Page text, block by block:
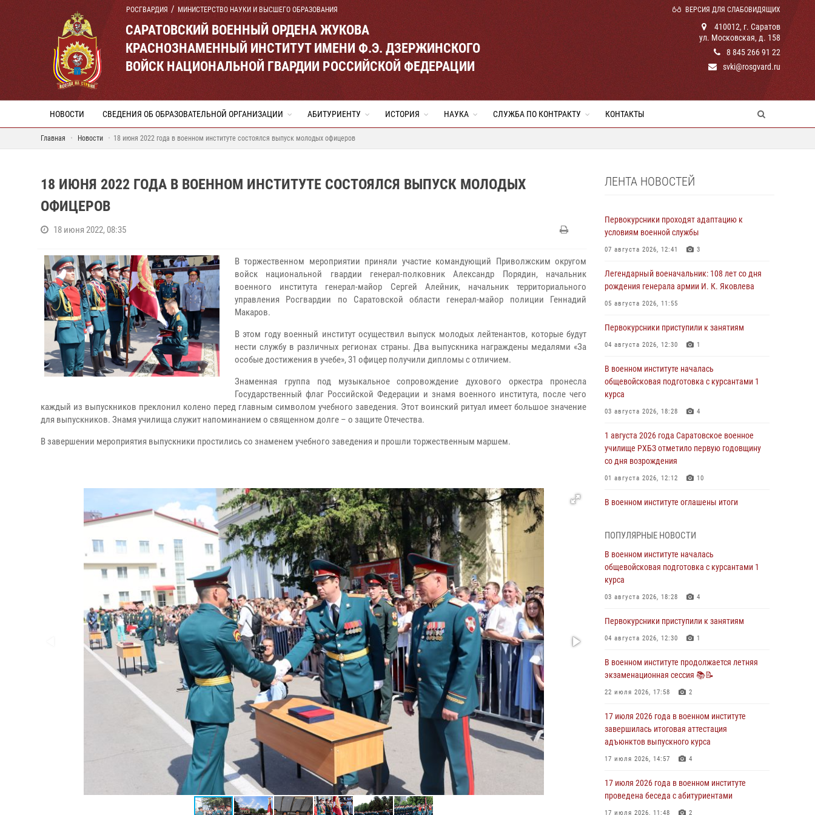
РОСГВАРДИЯ МИНИСТЕРСТВО НАУКИ И ВЫСШЕГО ОБРАЗОВАНИЯ ВЕРСИЯ ДЛЯ СЛАБОВИДЯЩИХ
САРАТОВСКИЙ ВОЕННЫЙ ОРДЕНА ЖУКОВА
КРАСНОЗНАМЕННЫЙ ИНСТИТУТ ИМЕНИ Ф.Э. ДЗЕРЖИНСКОГО
ВОЙСК НАЦИОНАЛЬНОЙ ГВАРДИИ РОССИЙСКОЙ ФЕДЕРАЦИИ
410012, г. Саратов
ул. Московская, д. 158
8 845 266 91 22
svki@rosgvard.ru
НОВОСТИ СВЕДЕНИЯ ОБ ОБРАЗОВАТЕЛЬНОЙ ОРГАНИЗАЦИИ АБИТУРИЕНТУ ИСТОРИЯ НАУКА СЛУЖБА ПО КОНТРАКТУ КОНТАКТЫ
Главная Новости 18 июня 2022 года в военном институте состоялся выпуск молодых офицеров
18 ИЮНЯ 2022 ГОДА В ВОЕННОМ ИНСТИТУТЕ СОСТОЯЛСЯ ВЫПУСК МОЛОДЫХ
ОФИЦЕРОВ
18 июня 2022, 08:35
В торжественном мероприятии приняли участие командующий Приволжским округом
войск национальной гвардии генерал-полковник Александр Порядин, начальник
военного института генерал-майор Сергей Алейник, начальник территориального
управления Росгвардии по Саратовской области генерал-майор полиции Геннадий
Макаров.
В этом году военный институт осуществил выпуск молодых лейтенантов, которые будут
нести службу в различных регионах страны. Два выпускника награждены медалями «За
особые достижения в учебе», 31 офицер получили дипломы с отличием.
Знаменная группа под музыкальное сопровождение духового оркестра пронесла
Государственный флаг Российской Федерации и знамя военного института, после чего
каждый из выпускников преклонил колено перед главным символом учебного заведения. Этот воинский ритуал имеет большое значение
для выпускников. Знамя училища служит напоминанием о священном долге – о защите Отечества.
В завершении мероприятия выпускники простились со знаменем учебного заведения и прошли торжественным маршем.
ЛЕНТА НОВОСТЕЙ
Первокурсники проходят адаптацию к
условиям военной службы
07 августа 2026, 12:41 3
Легендарный военачальник: 108 лет со дня
рождения генерала армии И. К. Яковлева
05 августа 2026, 11:55
Первокурсники приступили к занятиям
04 августа 2026, 12:30 1
В военном институте началась
общевойсковая подготовка с курсантами 1
курса
03 августа 2026, 18:28 4
1 августа 2026 года Саратовское военное
училище РХБЗ отметило первую годовщину
со дня возрождения
01 августа 2026, 12:12 10
В военном институте оглашены итоги
31 июля 2026, 12:08 5
29 июля 2026 года в военном институте
состоялась церемония приведения
военнослужащих к Военной присяге
29 июля 2026, 06:45 2
29 июля 2026 года курсанты военного
института успешно сдали экзамен по
29 июля 2026, 06:41 6
28 июля 2026 года в военном институте
молебен
28 июля 2026, 13:39 7
В военном институте завершается летняя
28 июля 2026, 10:41 1
ПОПУЛЯРНЫЕ НОВОСТИ
В военном институте началась
общевойсковая подготовка с курсантами 1
курса
03 августа 2026, 18:28 4
Первокурсники приступили к занятиям
04 августа 2026, 12:30 1
В военном институте продолжается летняя
экзаменационная сессия 📚📝
22 июля 2026, 17:58 2
17 июля 2026 года в военном институте
завершилась итоговая аттестация
адъюнктов выпускного курса
17 июля 2026, 14:57 4
17 июля 2026 года в военном институте
проведена беседа с абитуриентами
17 июля 2026, 11:48 2